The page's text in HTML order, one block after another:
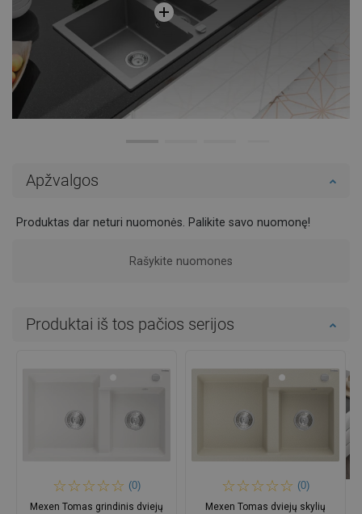
Apžvalgos
Produktas dar neturi nuomonės. Palikite savo nuomonę!
Rašykite nuomones
Produktai iš tos pačios serijos
(0)
Mexen Tomas grindinis dviejų
(0)
Mexen Tomas dviejų skylių